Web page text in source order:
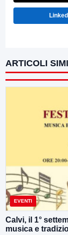
ARTICOLI
EVENTI
Calvi, il 1°
musica e